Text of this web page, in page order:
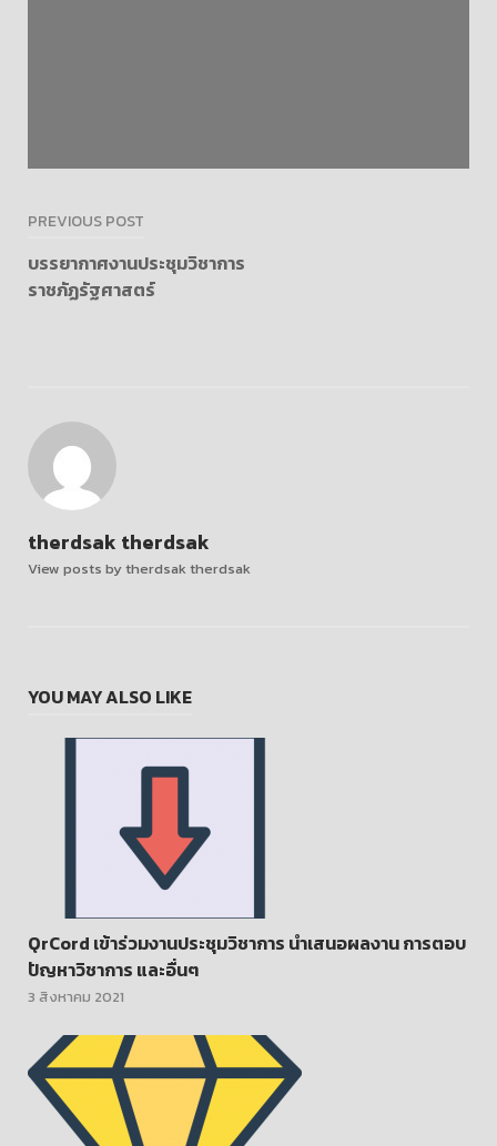
แนะแนว
เรื่อง
PREVIOUS POST
บรรยากาศงานประชุมวิชาการ
ราชภัฏรัฐศาสตร์
therdsak therdsak
View posts by therdsak therdsak
YOU MAY ALSO LIKE
QrCord เข้าร่วมงานประชุมวิชาการ นำเสนอผลงาน การตอบ
ปัญหาวิชาการ และอื่นๆ
3 สิงหาคม 2021